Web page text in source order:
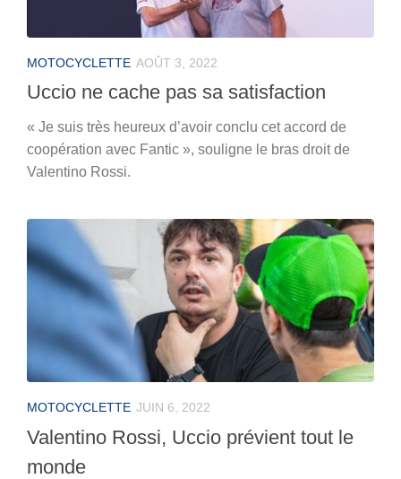
MOTOCYCLETTE AOÛT 3, 2022
Uccio ne cache pas sa satisfaction
« Je suis très heureux d’avoir conclu cet accord de
coopération avec Fantic », souligne le bras droit de
Valentino Rossi.
MOTOCYCLETTE JUIN 6, 2022
Valentino Rossi, Uccio prévient tout le
monde